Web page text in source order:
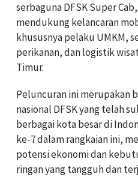
serbaguna DFSK Super
mendukung kelancaran
khususnya pelaku UMKM,
perikanan, dan logistik
Timur.
Peluncuran ini merupakan
nasional DFSK yang telah
berbagai kota besar di
ke-7 dalam rangkaian ini,
potensi ekonomi dan
ringan yang tangguh dan